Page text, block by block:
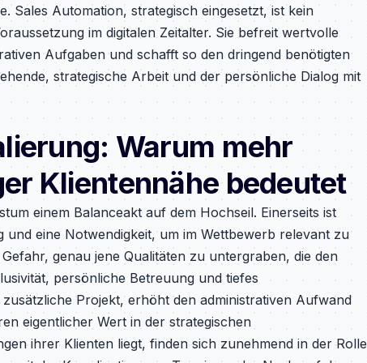
Sales Automation, strategisch eingesetzt, ist kein
im digitalen Zeitalter. Sie befreit wertvolle
Aufgaben und schafft so den dringend benötigten
strategische Arbeit und der persönliche Dialog mit
Warum mehr
Klientennähe bedeutet
einem Balanceakt auf dem Hochseil. Einerseits ist
eine Notwendigkeit, um im Wettbewerb relevant zu
genau jene Qualitäten zu untergraben, die den
persönliche Betreuung und tiefes
Projekt, erhöht den administrativen Aufwand
eigentlicher Wert in der strategischen
ihrer Klienten liegt, finden sich zunehmend in der Rolle